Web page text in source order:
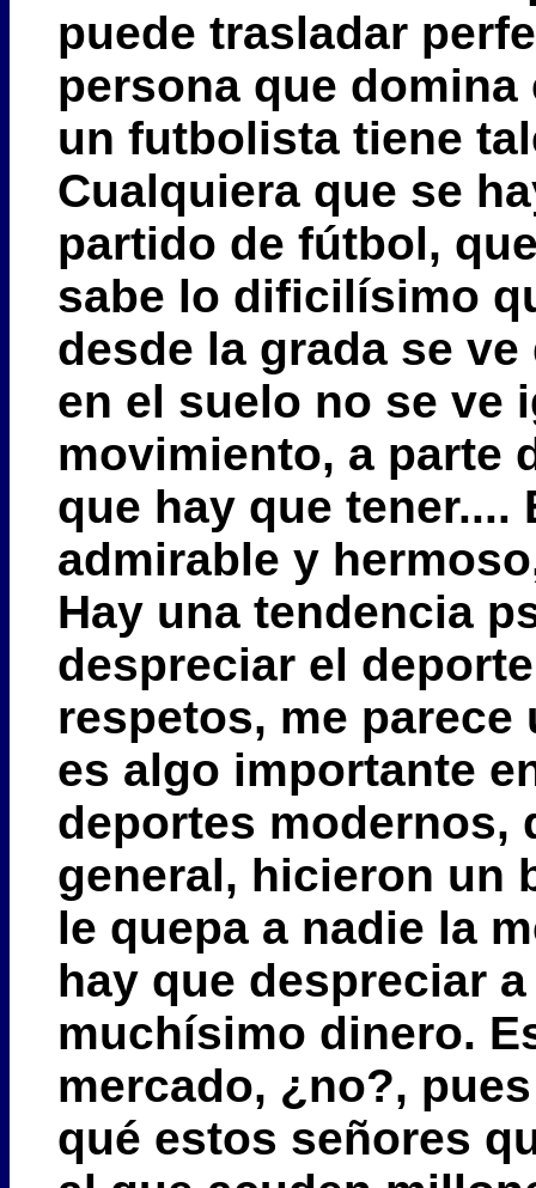
puede trasladar
persona que
un futbolista tiene
Cualquiera que se
partido de fútbol,
sabe lo dificilísimo
desde la grada se
en el suelo no se ve
movimiento, a parte
que hay que tener....
admirable y
Hay una tendencia
despreciar el
respetos, me
es algo importante
deportes modernos,
general, hicieron un
le quepa a nadie la
hay que despreciar
muchísimo dinero.
mercado, ¿no?,
qué estos señores